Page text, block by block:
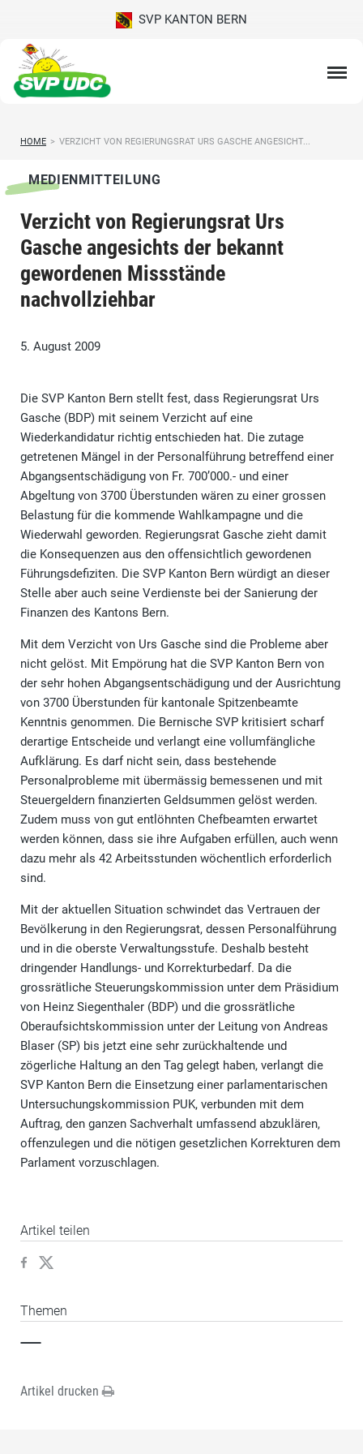
SVP KANTON BERN
HOME > VERZICHT VON REGIERUNGSRAT URS GASCHE ANGESICHT...
MEDIENMITTEILUNG
Verzicht von Regierungsrat Urs
Gasche angesichts der bekannt
gewordenen Missstände
nachvollziehbar
5. August 2009
Die SVP Kanton Bern stellt fest, dass Regierungsrat Urs
Gasche (BDP) mit seinem Verzicht auf eine
Wiederkandidatur richtig entschieden hat. Die zutage
getretenen Mängel in der Personalführung betreffend einer
Abgangsentschädigung von Fr. 700’000.- und einer
Abgeltung von 3700 Überstunden wären zu einer grossen
Belastung für die kommende Wahlkampagne und die
Wiederwahl geworden. Regierungsrat Gasche zieht damit
die Konsequenzen aus den offensichtlich gewordenen
Führungsdefiziten. Die SVP Kanton Bern würdigt an dieser
Stelle aber auch seine Verdienste bei der Sanierung der
Finanzen des Kantons Bern.
Mit dem Verzicht von Urs Gasche sind die Probleme aber
nicht gelöst. Mit Empörung hat die SVP Kanton Bern von
der sehr hohen Abgangsentschädigung und der Ausrichtung
von 3700 Überstunden für kantonale Spitzenbeamte
Kenntnis genommen. Die Bernische SVP kritisiert scharf
derartige Entscheide und verlangt eine vollumfängliche
Aufklärung. Es darf nicht sein, dass bestehende
Personalprobleme mit übermässig bemessenen und mit
Steuergeldern finanzierten Geldsummen gelöst werden.
Zudem muss von gut entlöhnten Chefbeamten erwartet
werden können, dass sie ihre Aufgaben erfüllen, auch wenn
dazu mehr als 42 Arbeitsstunden wöchentlich erforderlich
sind.
Mit der aktuellen Situation schwindet das Vertrauen der
Bevölkerung in den Regierungsrat, dessen Personalführung
und in die oberste Verwaltungsstufe. Deshalb besteht
dringender Handlungs- und Korrekturbedarf. Da die
grossrätliche Steuerungskommission unter dem Präsidium
von Heinz Siegenthaler (BDP) und die grossrätliche
Oberaufsichtskommission unter der Leitung von Andreas
Blaser (SP) bis jetzt eine sehr zurückhaltende und
zögerliche Haltung an den Tag gelegt haben, verlangt die
SVP Kanton Bern die Einsetzung einer parlamentarischen
Untersuchungskommission PUK, verbunden mit dem
Auftrag, den ganzen Sachverhalt umfassend abzuklären,
offenzulegen und die nötigen gesetzlichen Korrekturen dem
Parlament vorzuschlagen.
Artikel teilen
Themen
Artikel drucken